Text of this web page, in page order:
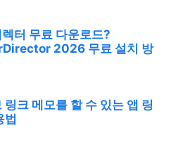
터 무료 다운로드?
2026 무료 설치 방
링크 메모를 할 수 있는 앱 링
법